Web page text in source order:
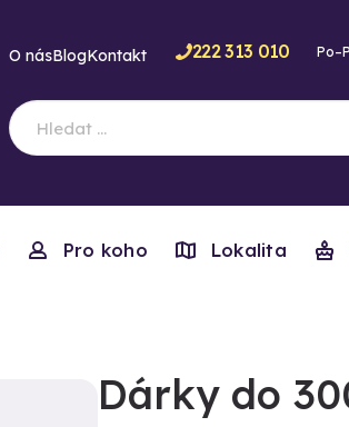
O násBlogKontakt 222 313 010
Pro koho Lokalita
Dárky do